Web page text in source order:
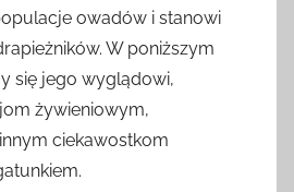
owadów i stanowi
W poniższym
się jego wyglądowi,
żywieniowym,
ciekawostkom